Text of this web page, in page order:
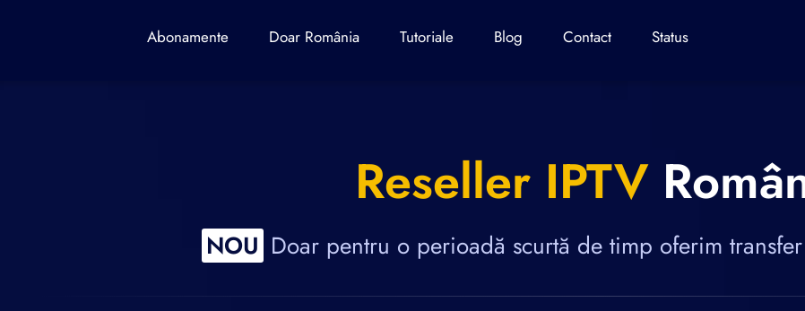
Abonamente Doar România Tutoriale Blog Contact Status
Reseller IPTV
NOU Doar pentru o perioadă scurtă de timp oferim